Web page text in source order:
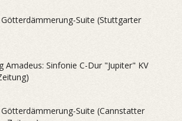
Götterdämmerung-Suite (Stuttgarter
Amadeus: Sinfonie C-Dur "Jupiter" KV
Suite (Cannstatter